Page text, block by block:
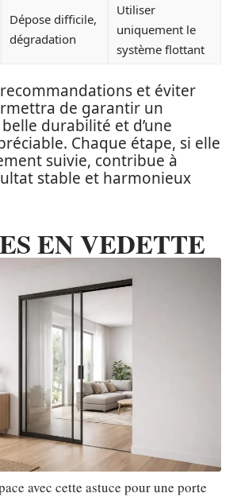
Dépose difficile,
dégradation
Utiliser
uniquement le
système flottant
et éviter
de garantir un
durabilité et d’une
Chaque étape, si elle
suivie, contribue à
stable et harmonieux
EN VEDETTE
avec cette astuce pour une porte